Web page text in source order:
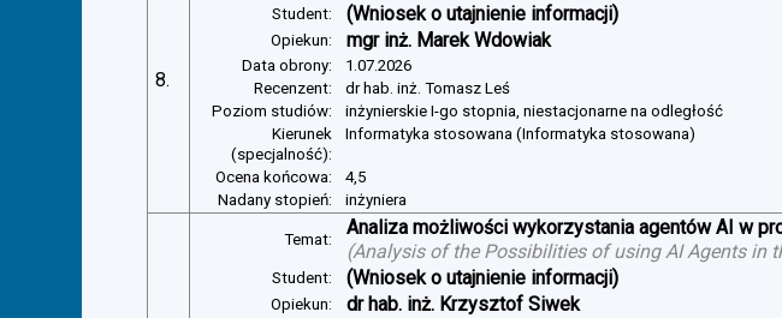
8.
Student: (Wniosek o utajnienie informacji)
Opiekun: mgr inż. Marek Wdowiak
Data obrony:
1.07.2026
Recenzent:
dr hab. inż. Tomasz Leś
Poziom studiów:
inżynierskie I-go stopnia, niestacjonarne na odległość
Kierunek
(specjalność):
Informatyka stosowana (Informatyka stosowana)
Ocena końcowa:
4,5
Nadany stopień:
inżyniera
Temat:
Analiza możliwości wykorzystania agentów AI w
(Analysis of the Possibilities of using AI Agents in
Student: (Wniosek o utajnienie informacji)
Opiekun: dr hab. inż. Krzysztof Siwek